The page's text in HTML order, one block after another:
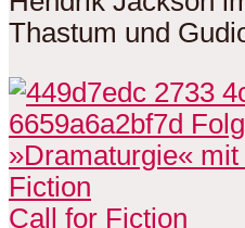
Thastum und
Call for Fiction